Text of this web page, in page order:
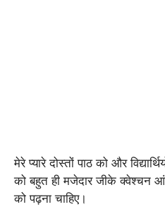
मेरे प्यारे दोस्तों पाठ को और
को बहुत ही मजेदार जीके क्वेश्चन
को पढ़ना चाहिए।